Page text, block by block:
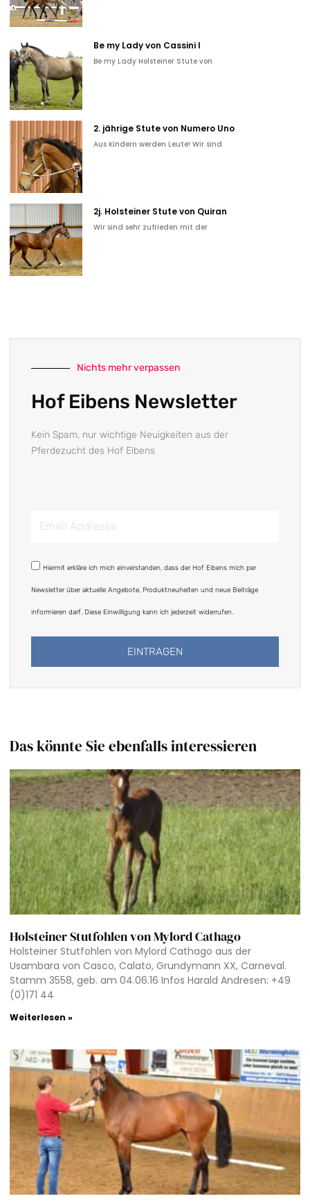
Be my Lady von Cassini I
Be my Lady Holsteiner Stute von
2. jährige Stute von Numero Uno
Aus Kindern werden Leute! Wir sind
2j. Holsteiner Stute von Quiran
Wir sind sehr zufrieden mit der
Nichts mehr verpassen
Hof Eibens Newsletter
Kein Spam, nur wichtige Neuigkeiten aus der
Pferdezucht des Hof Eibens
DSGVO
Hiermit erkläre ich mich einverstanden, dass der Hof Eibens mich per
Newsletter über aktuelle Angebote, Produktneuheiten und neue Beiträge
informieren darf. Diese Einwilligung kann ich jederzeit widerrufen.
EINTRAGEN
Das könnte Sie ebenfalls interessieren
Holsteiner Stutfohlen von Mylord Cathago
Holsteiner Stutfohlen von Mylord Cathago aus der
Usambara von Casco, Calato, Grundymann XX, Carneval.
Stamm 3558, geb. am 04.06.16 Infos Harald Andresen: +49
(0)171 44
Weiterlesen »